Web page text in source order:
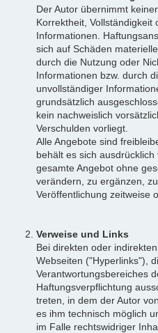
Der Autor übernimmt
Korrektheit,
Informationen.
sich auf Schäden
durch die Nutzung oder
Informationen bzw. durch
unvollständiger
grundsätzlich
kein nachweislich
Verschulden vorliegt.
Alle Angebote sind
behält es sich
gesamte Angebot ohne
verändern, zu ergänzen,
Veröffentlichung zeitweise
Verweise und Links
Bei direkten oder
Webseiten ("Hyperlinks"),
Verantwortungsbereiches
Haftungsverpflichtung
treten, in dem der Autor
es ihm technisch möglich
im Falle rechtswidriger